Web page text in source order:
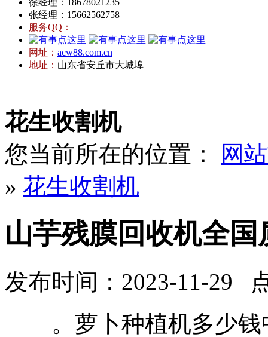
徐经理：18678021235
张经理：15662562758
服务QQ：
网址： acw88.com.cn
地址： 山东省安丘市大城埠
花生收割机
您当前所在的位置：
网
» 花生收割机
山芋残膜回收机全国
发布时间：2023-11-29
。萝卜种植机多少钱